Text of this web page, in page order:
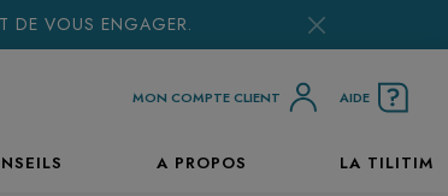
DE VOUS ENGAGER.
MON COMPTE CLIENT AIDE
A PROPOS LA TILITIM